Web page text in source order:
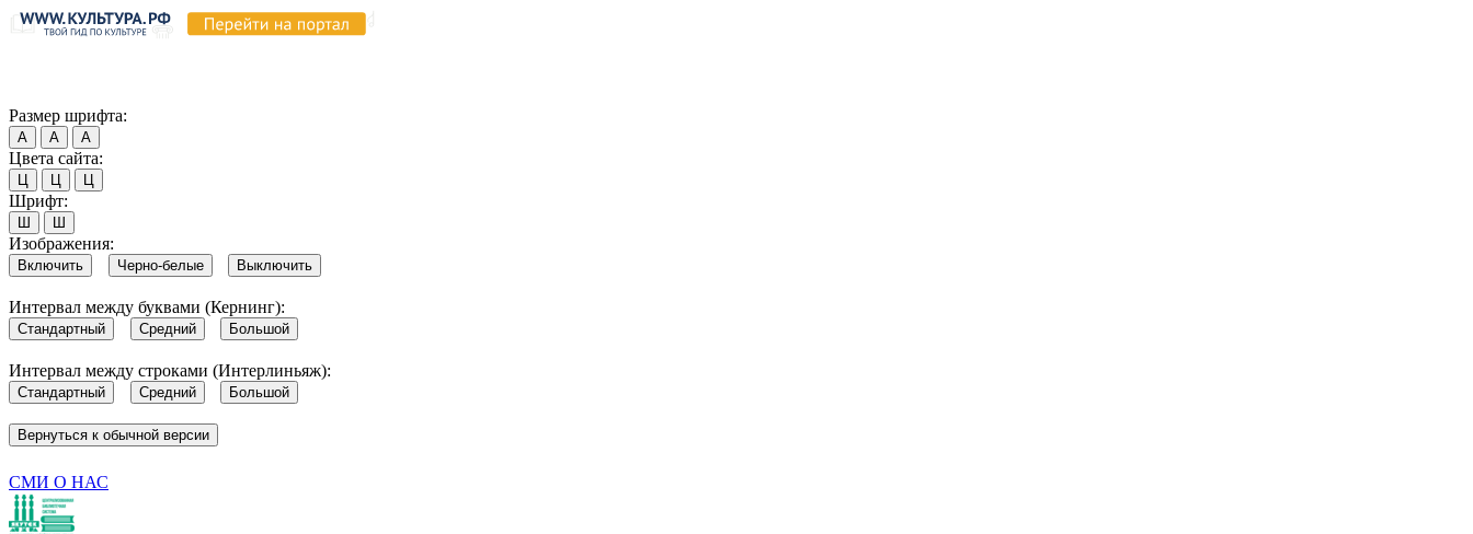
Размер шрифта:
А А А
Цвета сайта:
Ц Ц Ц
Шрифт:
Ш Ш
Изображения:
Включить Черно-белые Выключить
Интервал между буквами (Кернинг):
Стандартный Средний Большой
Интервал между строками (Интерлиньяж):
Стандартный Средний Большой
Вернуться к обычной версии
СМИ О НАС